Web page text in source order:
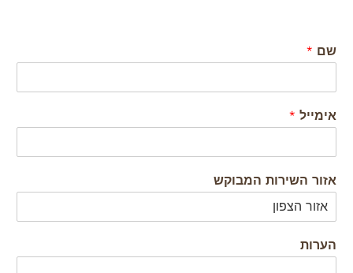
שם *
אימייל *
אזור השירות המבוקש
הערות